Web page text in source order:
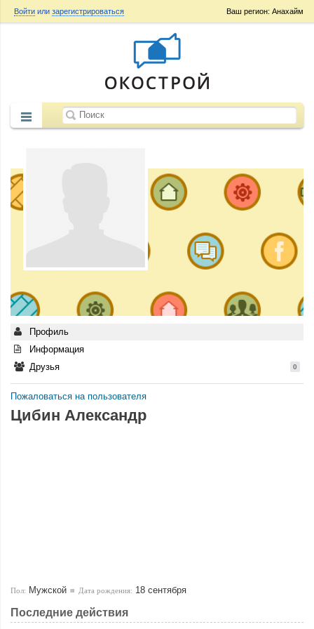
Ваш регион: Анахайм
Войти или зарегистрироваться
Профиль
Информация
Друзья
0
Пожаловаться на пользователя
Цибин Александр
Пол: Мужской Дата рождения: 18 сентября
Последние действия